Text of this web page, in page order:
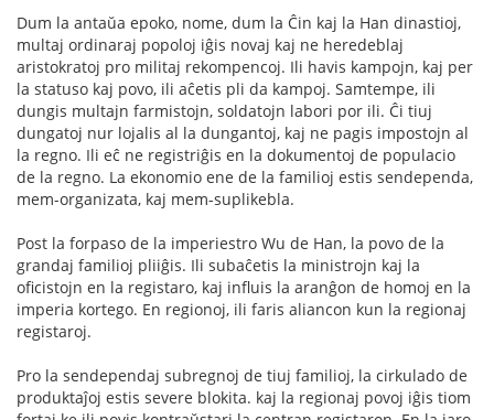
Dum la antaŭa epoko, nome, dum la Ĉin kaj la Han dinastioj,
multaj ordinaraj popoloj iĝis novaj kaj ne heredeblaj
aristokratoj pro militaj rekompencoj. Ili havis kampojn, kaj per
la statuso kaj povo, ili aĉetis pli da kampoj. Samtempe, ili
dungis multajn farmistojn, soldatojn labori por ili. Ĉi tiuj
dungatoj nur lojalis al la dungantoj, kaj ne pagis impostojn al
la regno. Ili eĉ ne registriĝis en la dokumentoj de populacio
de la regno. La ekonomio ene de la familioj estis sendependa,
mem-organizata, kaj mem-suplikebla.
Post la forpaso de la imperiestro Wu de Han, la povo de la
grandaj familioj pliiĝis. Ili subaĉetis la ministrojn kaj la
oficistojn en la registaro, kaj influis la aranĝon de homoj en la
imperia kortego. En regionoj, ili faris aliancon kun la regionaj
registaroj.
Pro la sendependaj subregnoj de tiuj familioj, la cirkulado de
produktaĵoj estis severe blokita. kaj la regionaj povoj iĝis tiom